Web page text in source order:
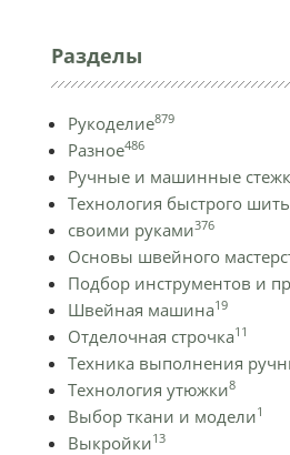
Разделы
Рукоделие879
Разное486
Ручные и машинные
Технология быстрого
своими руками376
Основы швейного
Подбор инструментов и
Швейная машина19
Отделочная строчка11
Техника выполнения
Технология утюжки8
Выбор ткани и модели1
Выкройки13